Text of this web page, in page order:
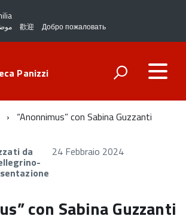
歡迎 Добро пожаловать
Panizzi
“Anonnimus” con Sabina Guzzanti
da 24 Febbraio 2024
con Sabina Guzzanti